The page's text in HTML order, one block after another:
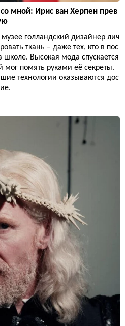
мной: Ирис ван Херпен прев
голландский дизайнер лич
ткань – даже тех, кто в пос
Высокая мода спускается
мог помять руками её секреты.
технологии оказываются дос